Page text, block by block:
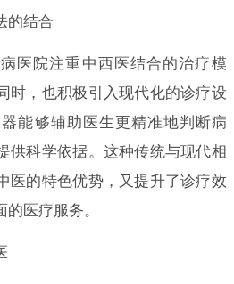
的结合
医院注重中西医结合的治疗模
时，也积极引入现代化的诊疗设
能够辅助医生更精准地判断病
供科学依据。这种传统与现代相
医的特色优势，又提升了诊疗效
医疗服务。